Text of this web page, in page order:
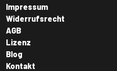
Impressum
Widerrufsrecht
AGB
Lizenz
Blog
Kontakt